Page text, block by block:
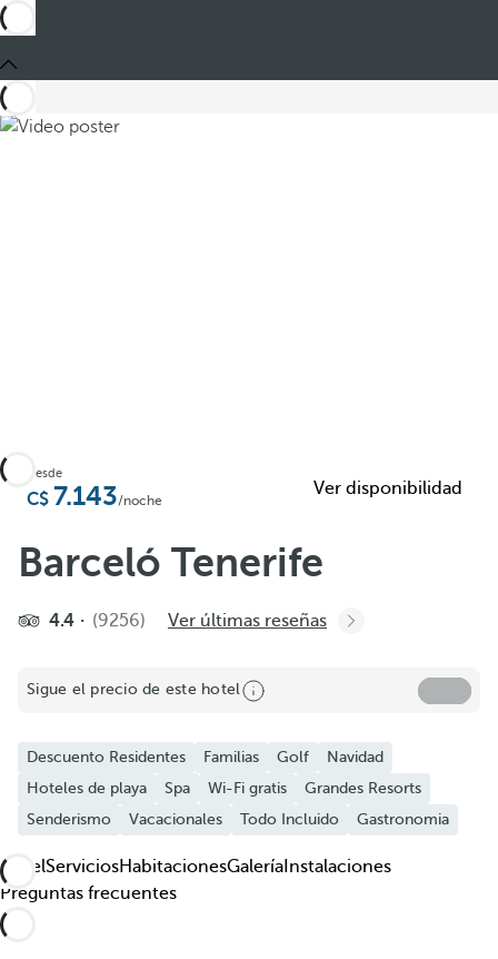
Añadir a favoritos
Ver más fotos y videos
Desde
7.143/noche
Ver disponibilidad
Barceló Tenerife
4.4 (9256) Ver últimas reseñas
Sigue el precio de este hotel
Descuento Residentes Familias Golf
Navidad
Hoteles de playa
Spa Wi-Fi gratis
Grandes Resorts
Senderismo
Vacacionales Todo Incluido Gastronomia
HotelServiciosHabitacionesGalería Instalaciones
Preguntas frecuentes